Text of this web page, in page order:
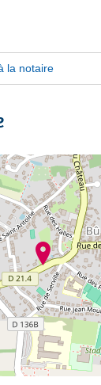
la notaire